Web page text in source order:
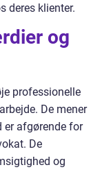
deres klienter.
og
professionelle
De mener
afgørende for
De
og